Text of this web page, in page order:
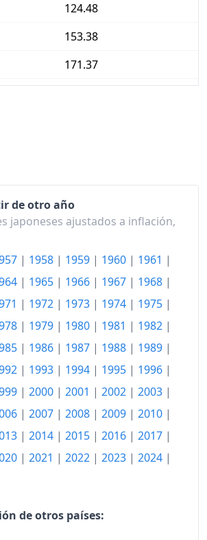
124.48
153.38
171.37
236.16
254.61
259.40
265.24
270.65
272.29
272.64
274.41
280.71
298.79
de otro año
japoneses ajustados a inflación,
| 1958 | 1959 | 1960 | 1961 |
| 1965 | 1966 | 1967 | 1968 |
| 1972 | 1973 | 1974 | 1975 |
| 1979 | 1980 | 1981 | 1982 |
| 1986 | 1987 | 1988 | 1989 |
| 1993 | 1994 | 1995 | 1996 |
| 2000 | 2001 | 2002 | 2003 |
| 2007 | 2008 | 2009 | 2010 |
| 2014 | 2015 | 2016 | 2017 |
| 2021 | 2022 | 2023 | 2024 |
de otros países: